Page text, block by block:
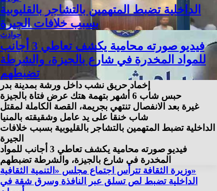
الداخلية تضبط المتهمين بالتشاجر بالقليوبية
بسبب خلافات الجيرة
حوادث
فيديو صورته محامية يكشف تعاطي 3 أجانب
للمواد المخدرة في شارع بالجيزة، والشرطة
تضبطهم
إخماد حريق نشب داخل ورشة بمدينة بدر
حبس شاب 6 أشهر بتهمة هتك عرض فتاة بالجيزة
غيرة بعد الانفصال تنتهي بجريمة، القصة الكاملة لمقتل
شاب خنقا على يد عامل وشقيقته بالمنيا
الداخلية تضبط المتهمين بالتشاجر بالقليوبية بسبب خلافات
الجيرة
فيديو صورته محامية يكشف تعاطي 3 أجانب للمواد
المخدرة في شارع بالجيزة، والشرطة تضبطهم
وزيرة الثقافة تترأس اجتماع مجلس «التنمية الثقافية»
الداخلية تضبط لص تسلق عبر النافذة وسرق شقة في